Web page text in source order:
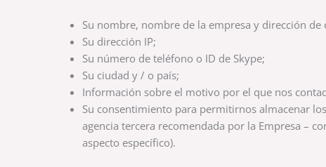
Su nombre, nombre de la empresa y dirección de
Su dirección IP;
Su número de teléfono o ID de Skype;
Su ciudad y / o país;
Información sobre el motivo por el que nos
Su consentimiento para permitirnos almacenar
agencia tercera recomendada por la Empresa –
aspecto específico).